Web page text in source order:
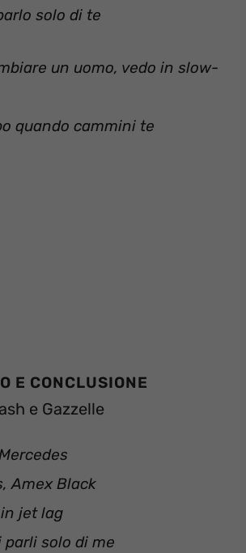
solo di te
un uomo, vedo in slow-
quando cammini te
E CONCLUSIONE
e Gazzelle
Amex Black
jet lag
solo di me